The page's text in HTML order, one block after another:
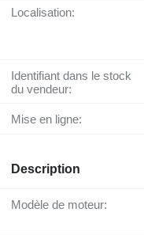
Localisation:
Identifiant dans le stock
du vendeur:
Mise en ligne:
Description
Modèle de moteur: